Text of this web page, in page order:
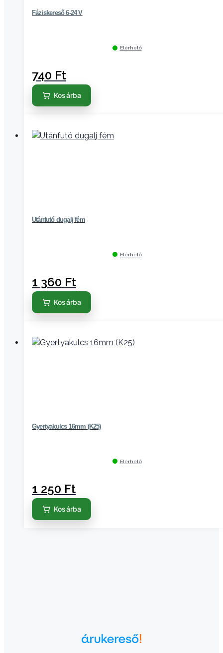
Fáziskereső 6-24 V
Elérhető
740 Ft
Kosárba
Utánfutó dugalj fém
Elérhető
1 360 Ft
Kosárba
Gyertyakulcs 16mm (K25)
Elérhető
1 250 Ft
Kosárba